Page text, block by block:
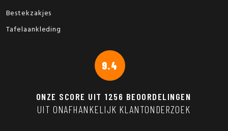
Bestekzakjes
Tafelaankleding
9.4
ONZE SCORE UIT 1256 BEOORDELINGEN
UIT ONAFHANKELIJK KLANTONDERZOEK